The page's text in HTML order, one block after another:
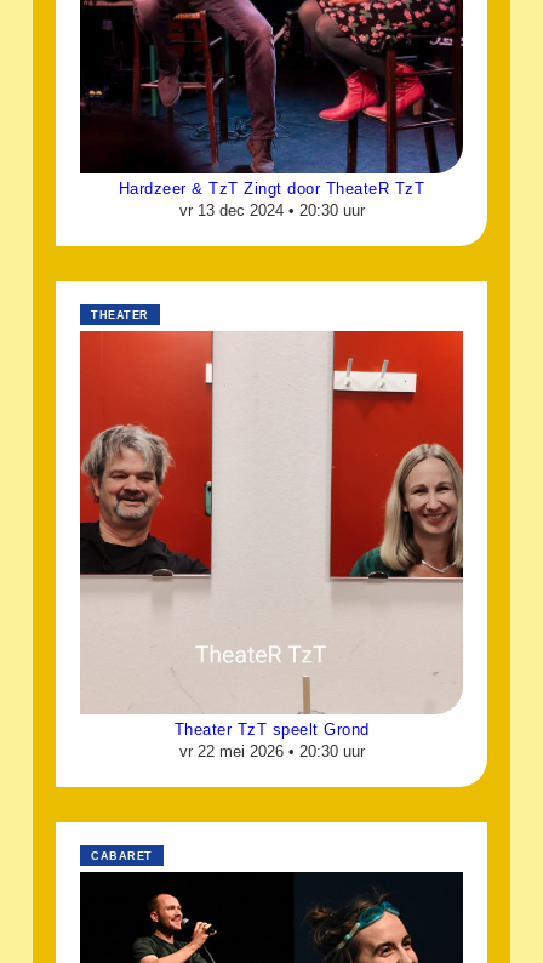
Hardzeer & TzT Zingt door TheateR TzT
vr 13 dec 2024 • 20:30 uur
THEATER
Theater TzT speelt Grond
vr 22 mei 2026 • 20:30 uur
CABARET